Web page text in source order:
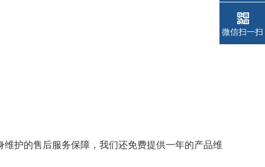
维护的售后服务保障，我们还免费提供一年的产品维
微信扫一扫